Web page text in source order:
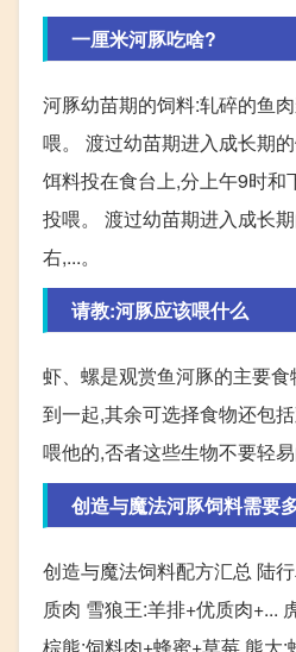
一厘米河豚吃啥?
河豚幼苗期的饲料:轧碎的鱼
喂。 渡过幼苗期进入成长期
饵料投在食台上,分上午9时
投喂。 渡过幼苗期进入成长
右,...。
请教:河豚应该喂什么
虾、螺是观赏鱼河豚的主要
到一起,其余可选择食物还包
喂他的,否者这些生物不要轻
创造与魔法河豚饲料需要
创造与魔法饲料配方汇总 陆
质肉 雪狼王:羊排+优质肉+...
棕熊:饲料肉+蜂蜜+草莓 熊大